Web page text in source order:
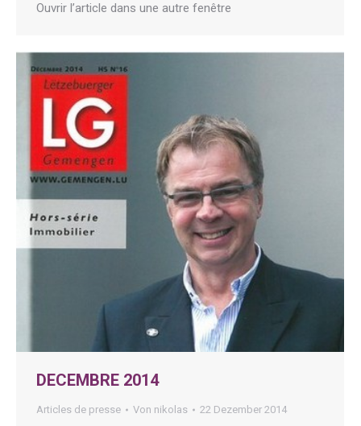
Ouvrir l’article dans une autre fenêtre
DECEMBRE 2014
Articles de presse Von nikolas 22 Dezember 2014